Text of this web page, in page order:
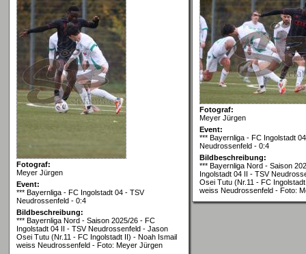
Fotograf:
Meyer Jürgen
Event:
*** Bayernliga - FC Ingolstadt 04 - TSV
Neudrossenfeld - 0:4
Bildbeschreibung:
*** Bayernliga Nord - Saison 2025/26 - FC
Ingolstadt 04 II - TSV Neudrossenfeld - Jason
Osei Tutu (Nr.11 - FC Ingolstadt II) - Noah Ismail
weiss Neudrossenfeld - Foto: Meyer Jürgen
Fotograf:
Meyer Jürgen
Event:
*** Bayernliga - FC Ingolstadt
Neudrossenfeld - 0:4
Bildbeschreibung:
*** Bayernliga Nord - Saison
Ingolstadt 04 II - TSV
Osei Tutu (Nr.11 - FC
weiss Neudrossenfeld - Foto: